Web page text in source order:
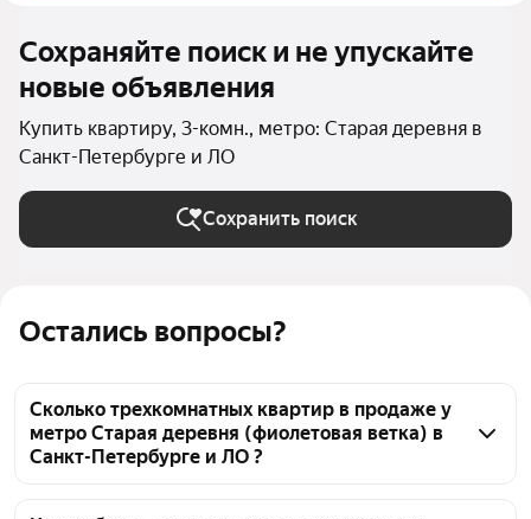
Остались вопросы?
Сколько трехкомнатных квартир в продаже у
метро Старая деревня (фиолетовая ветка) в
Санкт-Петербурге и ЛО ?
Сохраняйте поиск и не упускайте
новые объявления
Купить квартиру, 3-комн., метро: Старая деревня в
Санкт-Петербурге и ЛО
Сохранить поиск